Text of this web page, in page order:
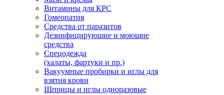
Витамины для КРС
Гомеопатия
Средства от паразитов
Дезинфицирующие и моющие
средства
Спецодежда
(халаты, фартуки и пр.)
Вакуумные пробирки и иглы для
взятия крови
Шприцы и иглы одноразовые